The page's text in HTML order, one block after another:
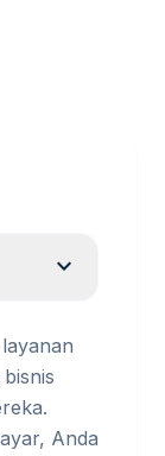
expand_more
Anda